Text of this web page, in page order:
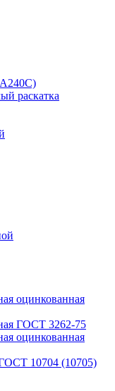
раскатка
оцинкованная
ГОСТ 3262-75
оцинкованная
10704 (10705)